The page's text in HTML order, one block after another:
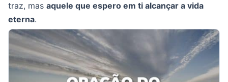
traz, mas aquele que espero em ti alcançar a vida
eterna.